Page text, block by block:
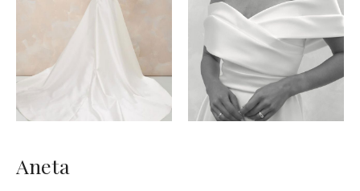
Aneta